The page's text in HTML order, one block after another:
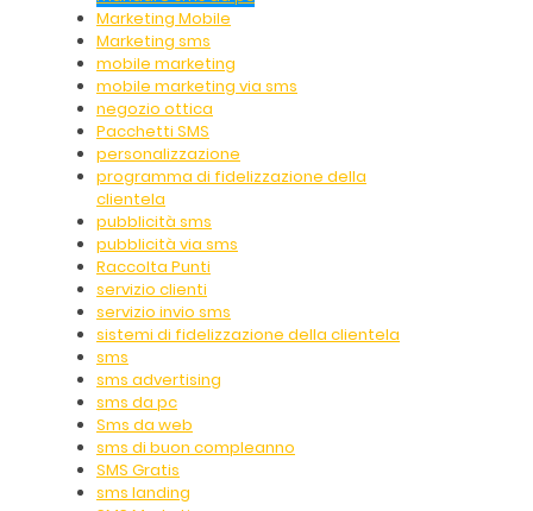
Marketing Mobile
Marketing sms
mobile marketing
mobile marketing via sms
negozio ottica
Pacchetti SMS
personalizzazione
programma di fidelizzazione della
clientela
pubblicità sms
pubblicità via sms
Raccolta Punti
servizio clienti
servizio invio sms
sistemi di fidelizzazione della clientela
sms
sms advertising
sms da pc
Sms da web
sms di buon compleanno
SMS Gratis
sms landing